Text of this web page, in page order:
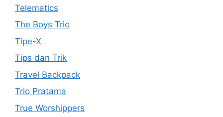
Telematics
The Boys Trio
Tipe-X
Tips dan Trik
Travel Backpack
Trio Pratama
True Worshippers